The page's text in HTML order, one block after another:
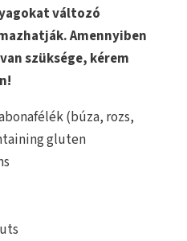
változó
Amennyiben
szüksége, kérem
(búza, rozs,
gluten